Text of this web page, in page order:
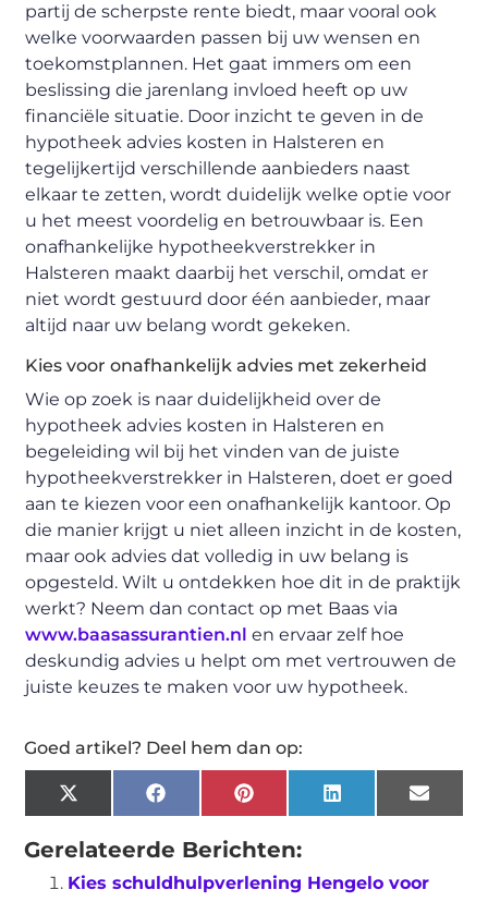
partij de scherpste rente biedt, maar vooral ook
welke voorwaarden passen bij uw wensen en
toekomstplannen. Het gaat immers om een
beslissing die jarenlang invloed heeft op uw
financiële situatie. Door inzicht te geven in de
hypotheek advies kosten in Halsteren en
tegelijkertijd verschillende aanbieders naast
elkaar te zetten, wordt duidelijk welke optie voor
u het meest voordelig en betrouwbaar is. Een
onafhankelijke hypotheekverstrekker in
Halsteren maakt daarbij het verschil, omdat er
niet wordt gestuurd door één aanbieder, maar
altijd naar uw belang wordt gekeken.
Kies voor onafhankelijk advies met zekerheid
Wie op zoek is naar duidelijkheid over de
hypotheek advies kosten in Halsteren en
begeleiding wil bij het vinden van de juiste
hypotheekverstrekker in Halsteren, doet er goed
aan te kiezen voor een onafhankelijk kantoor. Op
die manier krijgt u niet alleen inzicht in de kosten,
maar ook advies dat volledig in uw belang is
opgesteld. Wilt u ontdekken hoe dit in de praktijk
werkt? Neem dan contact op met Baas via
www.baasassurantien.nl en ervaar zelf hoe
deskundig advies u helpt om met vertrouwen de
juiste keuzes te maken voor uw hypotheek.
Goed artikel? Deel hem dan op:
X
(Twitter)
FacebookPinterestLinkedIn Email
Gerelateerde Berichten:
Kies schuldhulpverlening Hengelo voor